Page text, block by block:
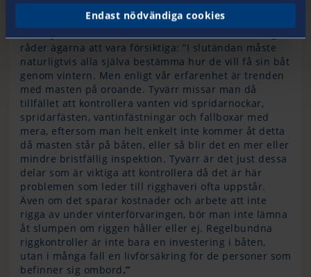
Endast nödvändiga cookies
Vad gör man med en stående rigg under vintern?
råder ägarna att vara försiktiga: ”I slutändan måste
naturligtvis alla själva bestämma hur de vill få sin båt
genom vintern. Men enligt vår erfarenhet är trenden
med masten på oroande. Tyvärr missar man då
tillfället att kontrollera vanten vid spridarnockar,
spridarfästen, vantinfästningar och fallboxar med
mera, eftersom man helt enkelt inte kommer åt detta
då masten står på båten, eller så blir det en mer eller
mindre bristfällig inspektion. Tyvärr är det just dessa
delar som är viktiga att kontrollera då det är här
problemen som leder till rigghaveri ofta uppstår.
Även om det sparar kostnader och arbete att inte
rigga av under vinterförvaringen, bör man inte lämna
åt slumpen om riggen håller eller ej. Regelbundna
riggkontroller är inte bara en investering i båten,
utan i många fall en livförsäkring för de personer som
befinner sig ombord.”